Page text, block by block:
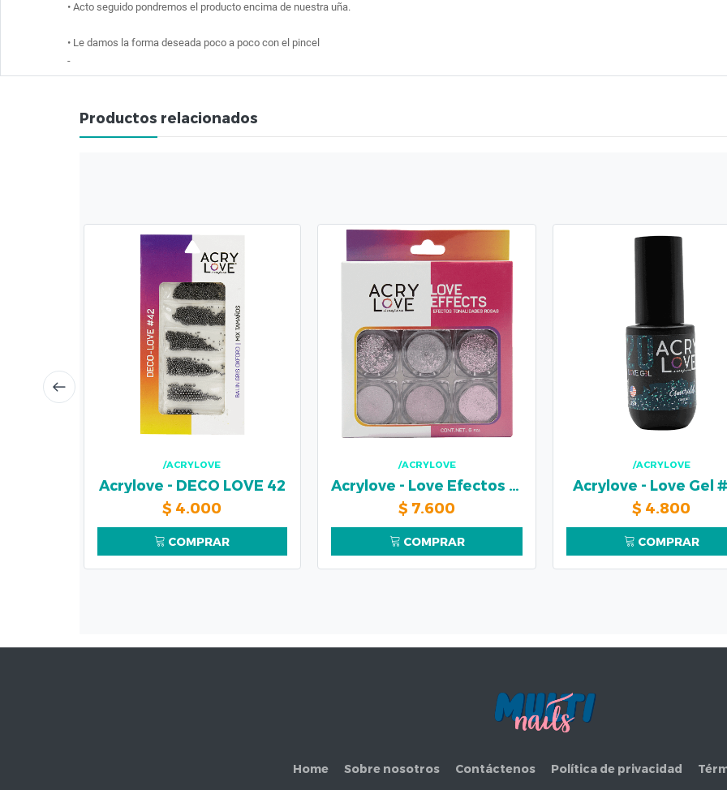
• Acto seguido pondremos el producto encima de nuestra uña.
• Le damos la forma deseada poco a poco con el pincel
-
Productos relacionados
/ACRYLOVE
Acrylove - DECO LOVE 42
$ 4.000
COMPRAR
/ACRYLOVE
Acrylove - Love Efectos Rosas
$ 7.600
COMPRAR
/ACRYLOVE
Acrylove - Love Gel
$ 4.800
COMPRAR
Home Sobre nosotros Contáctenos Política de privacidad